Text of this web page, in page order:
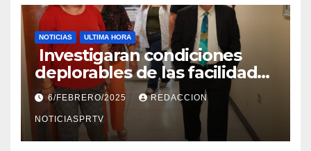
NOTICIAS ULTIMA HORA
Investigaran condiciones
deplorables de las facilidades
el Departamento de la Salud
en Mayagüez
6/FEBRERO/2025 REDACCION
NOTICIASPRTV